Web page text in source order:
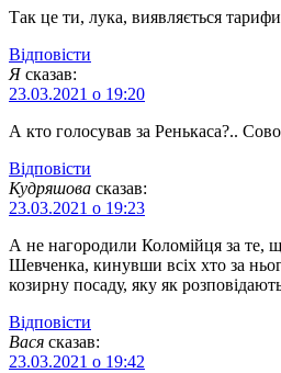
Так це ти, лука, виявляється
Відповіcти
Я сказав:
23.03.2021 о 19:20
А кто голосував за Ренькаса?..
Відповіcти
Кудряшова сказав:
23.03.2021 о 19:23
А не нагородили Коломійця за те,
Шевченка, кинувши всіх хто за
козирну посаду, яку як
Відповіcти
Вася сказав:
23.03.2021 о 19:42